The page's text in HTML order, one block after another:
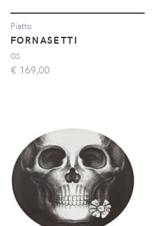
Piatto
FORNASETTI
OS
€ 169,00